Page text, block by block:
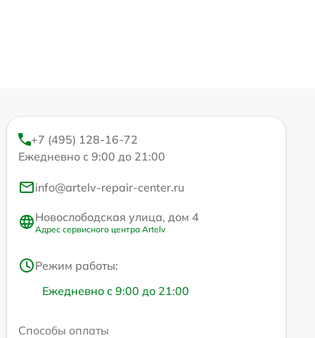
+7 (495) 128-16-72
Ежедневно с 9:00 до 21:00
info@artelv-repair-center.ru
Новослободская улица, дом 4
Адрес сервисного центра Artelv
Режим работы:
Ежедневно с 9:00 до 21:00
Способы оплаты